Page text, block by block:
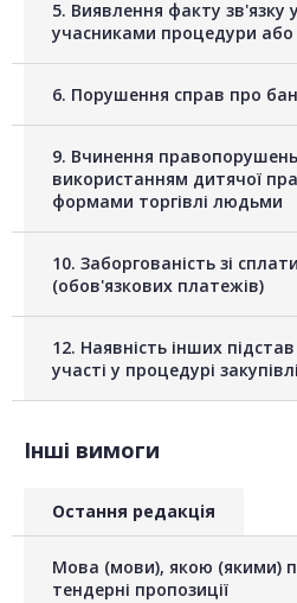
5. Виявлення факту зв'язку
учасниками процедури
6. Порушення справ про
9. Вчинення
використанням дитячої
формами торгівлі людьми
10. Заборгованість зі
(обов'язкових платежів)
12. Наявність інших
участі у процедурі закупівлі
Інші вимоги
Остання редакція
Мова (мови), якою (якими)
тендерні пропозиції